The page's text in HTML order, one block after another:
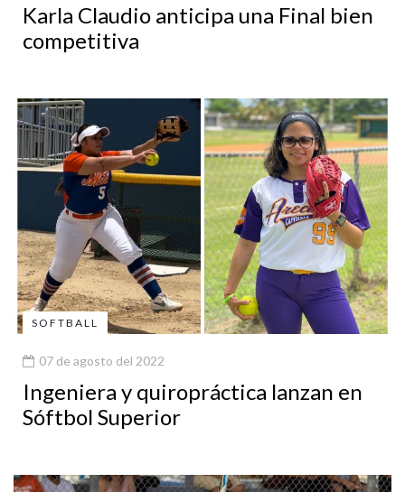
Karla Claudio anticipa una Final bien
competitiva
SOFTBALL
07 de agosto del 2022
Ingeniera y quiropráctica lanzan en
Sóftbol Superior